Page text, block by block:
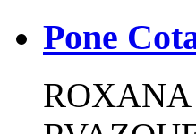
Pone
ROXANA